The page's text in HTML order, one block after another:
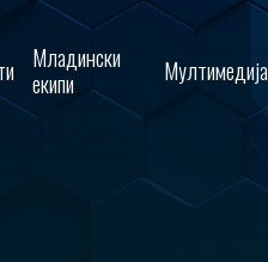
Младински
екипи
Мултимедија